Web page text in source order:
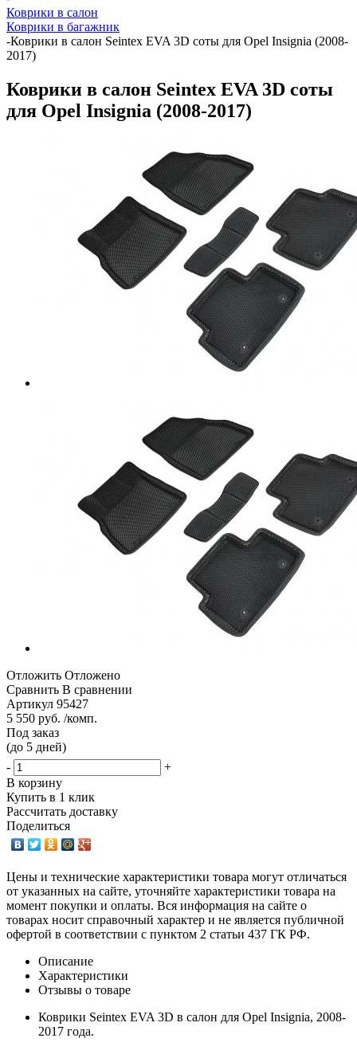
Коврики в салон
Коврики в багажник
-Коврики в салон Seintex EVA 3D соты для Opel Insignia (2008-
2017)
Коврики в салон Seintex EVA 3D соты
для Opel Insignia (2008-2017)
Отложить Отложено
Сравнить В сравнении
Артикул 95427
5 550 руб. /комп.
Под заказ
(до 5 дней)
-
+
В корзину
Купить в 1 клик
Рассчитать доставку
Поделиться
Цены и технические характеристики товара могут отличаться
от указанных на сайте, уточняйте характеристики товара на
момент покупки и оплаты. Вся информация на сайте о
товарах носит справочный характер и не является публичной
офертой в соответствии с пунктом 2 статьи 437 ГК РФ.
Описание
Характеристики
Отзывы о товаре
Коврики Seintex EVA 3D в салон для Opel Insignia, 2008-
2017 года.